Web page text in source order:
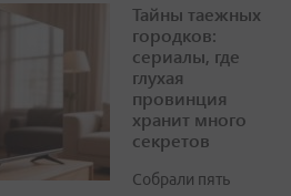
Тайны таежных
городков:
сериалы, где
глухая
провинция
хранит много
секретов
Собрали пять